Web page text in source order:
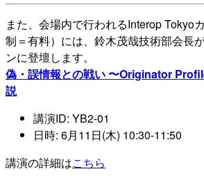
また、会場内で行われるInterop Tokyo
制＝有料）には、鈴木茂哉技術部会長
ンに登壇します。
偽・誤情報との戦い 〜Originator
説
講演ID: YB2-01
日時: 6月11日(木) 10:30-11:50
講演の詳細はこちら